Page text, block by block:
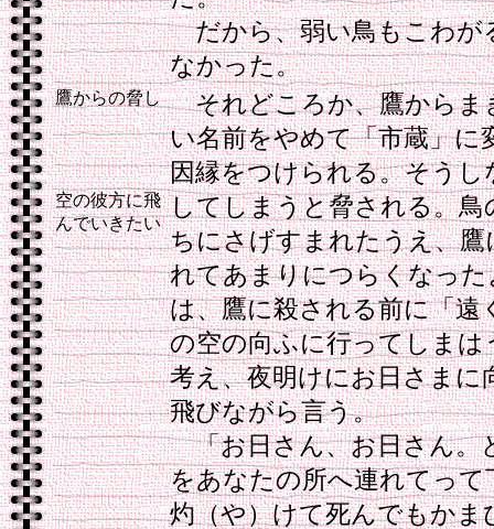
だから、弱い鳥もこわが
なかった。
鷹からの脅し
空の彼方に飛
んでいきたい
それどころか、鷹からま
い名前をやめて「市蔵」に
因縁をつけられる。そうし
してしまうと脅される。鳥
ちにさげすまれたうえ、鷹
れてあまりにつらくなった
は、鷹に殺される前に「遠
の空の向ふに行ってしまは
考え、夜明けにお日さまに
飛びながら言う。
「お日さん、お日さん。
をあなたの所へ連れてって
灼（や）けて死んでもかま